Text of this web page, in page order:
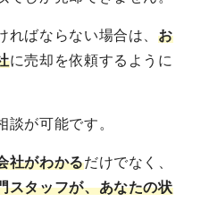
ればならない場合は、お
に売却を依頼するように
談が可能です。
社がわかるだけでなく、
スタッフが、あなたの状